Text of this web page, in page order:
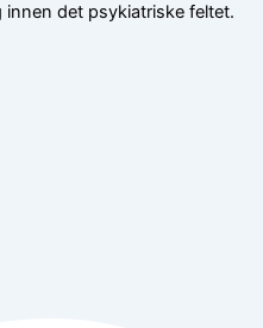
det psykiatriske feltet.